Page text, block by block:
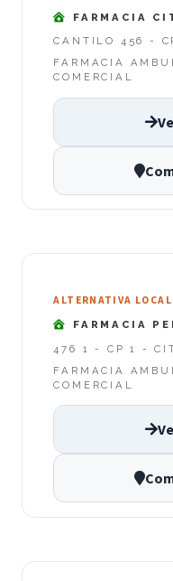
FARMACIA
CANTILO 456 -
FARMACIA
COMERCIAL
ALTERNATIVA LOCAL
FARMACIA
476 1 - CP 1 -
FARMACIA
COMERCIAL